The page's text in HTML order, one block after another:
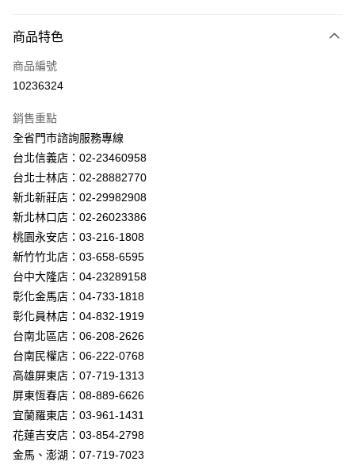
信用卡一次付款
LINE Pay
街口支付
悠遊付
Google Pay
全盈+PAY
AFTEE先享後付
相關說明
【關於「AFTEE先享後付」】
AFTEE先享後付是「在收到商品之後才付款」的支付方式。 讓您購物簡單
便利好安心！
１．簡單：不需註冊會員、不需綁卡、不需儲值。
３．安心：先確認商品／服務後，再付款。
【「AFTEE先享後付」結帳流程】
１．於結帳方式選擇「AFTEE先享後付」後，將跳轉至「AFTEE先享後付」
結帳頁面，進行簡訊認證並確認金額後，即可完成結帳。
２．訂單成立數日內，您將收到繳費通知簡訊。
ATM／網路銀行／等多元方式進行付款，方視為交易完成。
ATM付款
運送方式
新竹貨運宅配
商品特色
商品編號
10236324
銷售重點
全省門市諮詢服務專線
台北信義店：02-23460958
台北士林店：02-28882770
新北新莊店：02-29982908
新北林口店：02-26023386
桃園永安店：03-216-1808
新竹竹北店：03-658-6595
台中大隆店：04-23289158
彰化金馬店：04-733-1818
彰化員林店：04-832-1919
台南北區店：06-208-2626
台南民權店：06-222-0768
高雄屏東店：07-719-1313
屏東恆春店：08-889-6626
宜蘭羅東店：03-961-1431
花蓮吉安店：03-854-2798
金馬、澎湖：07-719-7023